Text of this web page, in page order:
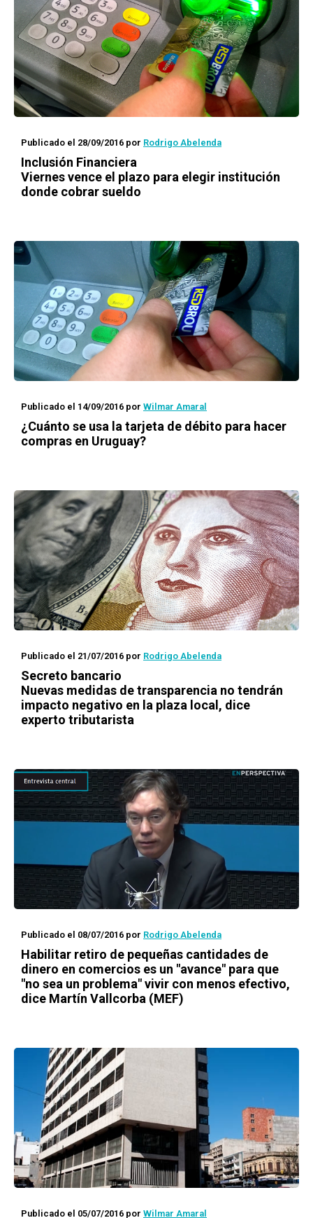
Publicado el 28/09/2016 por Rodrigo Abelenda
Inclusión Financiera
Viernes vence el plazo para elegir institución
donde cobrar sueldo
Publicado el 14/09/2016 por Wilmar Amaral
¿Cuánto se usa la tarjeta de débito para hacer
compras en Uruguay?
Publicado el 21/07/2016 por Rodrigo Abelenda
Secreto bancario
Nuevas medidas de transparencia no tendrán
impacto negativo en la plaza local, dice
experto tributarista
Publicado el 08/07/2016 por Rodrigo Abelenda
Habilitar retiro de pequeñas cantidades de
dinero en comercios es un "avance" para que
"no sea un problema" vivir con menos efectivo,
dice Martín Vallcorba (MEF)
Publicado el 05/07/2016 por Wilmar Amaral